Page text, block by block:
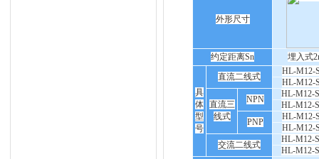
外形尺寸
约定距离Sn 埋入式
具
体
型
号
直流二线式
HL-M12-
HL-M12-
直流三
线式
NPN
HL-M12-
HL-M12-
PNP
HL-M12-
HL-M12-
交流二线式
HL-M12-
HL-M12-